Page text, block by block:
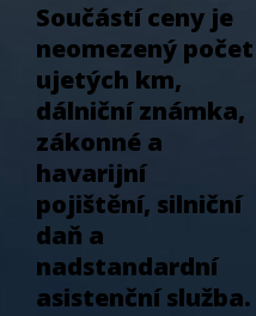
Součástí ceny je
neomezený počet
ujetých km,
dálniční známka,
zákonné a
havarijní
pojištění, silniční
daň a
nadstandardní
asistenční služba.